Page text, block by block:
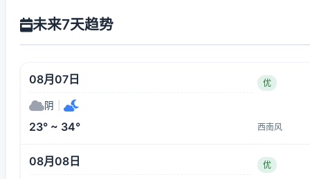
未来7天趋势
08月07日 优
阴
23° ~ 34° 西南风
08月08日 优